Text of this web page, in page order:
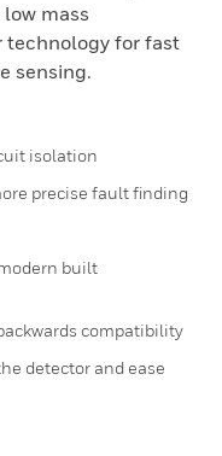
mass
technology for fast
sensing.
isolation
precise fault finding
built
compatibility
detector and ease